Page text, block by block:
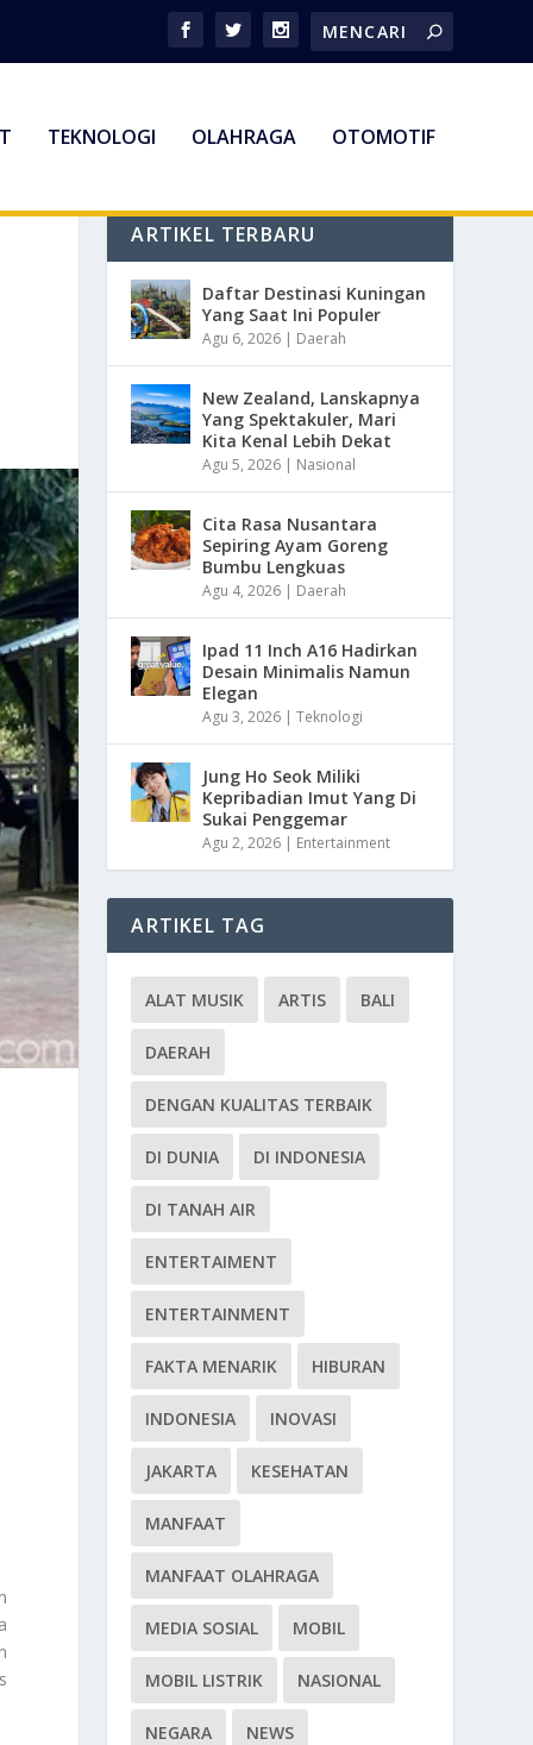
TEKNOLOGI OLAHRAGA OTOMOTIF
ARTIKEL TERBARU
Daftar Destinasi Kuningan
Yang Saat Ini Populer
Agu 6, 2026 | Daerah
New Zealand, Lanskapnya
Yang Spektakuler, Mari
Kita Kenal Lebih Dekat
Agu 5, 2026 | Nasional
Cita Rasa Nusantara
Sepiring Ayam Goreng
Bumbu Lengkuas
Agu 4, 2026 | Daerah
Ipad 11 Inch A16 Hadirkan
Desain Minimalis Namun
Elegan
Agu 3, 2026 |Teknologi
Jung Ho Seok Miliki
Kepribadian Imut Yang Di
Sukai Penggemar
Agu 2, 2026 | Entertainment
ARTIKEL TAG
ALAT MUSIK ARTIS BALI
DAERAH
DENGAN KUALITAS TERBAIK
DI DUNIA DI INDONESIA
DI TANAH AIR
ENTERTAIMENT
ENTERTAINMENT
FAKTA MENARIK HIBURAN
INDONESIA INOVASI
JAKARTA KESEHATAN
MANFAAT
MANFAAT OLAHRAGA
MEDIA SOSIAL MOBIL
MOBIL LISTRIK NASIONAL
NEGARA NEWS